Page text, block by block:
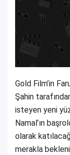
Gold Film’in
Şahin
isteyen yeni
Namal’ın
olarak
merakla